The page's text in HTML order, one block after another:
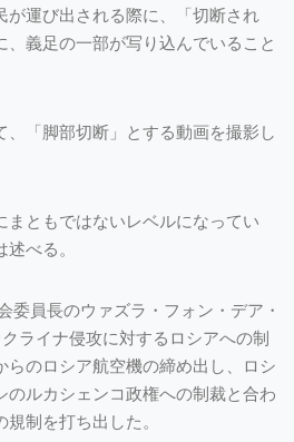
が運び出される際に、「切断され
、義足の一部が写り込んでいること
、「脚部切断」とする動画を撮影し
まともではないレベルになってい
べる。
委員長のウァズラ・フォン・デア・
ライナ侵攻に対するロシアへの制
らのロシア航空機の締め出し、ロシ
のルカシェンコ政権への制裁と合わ
制を打ち出した。